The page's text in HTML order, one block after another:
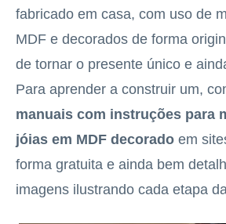
fabricado em casa, com uso de
MDF e decorados de forma
de tornar o presente único e
Para aprender a construir um,
manuais com instruções para
jóias em MDF decorado em
forma gratuita e ainda bem
imagens ilustrando cada etapa